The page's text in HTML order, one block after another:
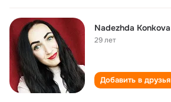
Nadezhda Konkova
29 лет
Добавить в друзья